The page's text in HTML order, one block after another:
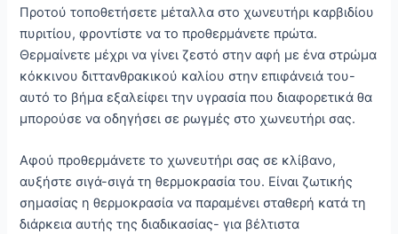
Προτού τοποθετήσετε μέταλλα στο χωνευτήρι καρβιδίου
πυριτίου, φροντίστε να το προθερμάνετε πρώτα.
Θερμαίνετε μέχρι να γίνει ζεστό στην αφή με ένα στρώμα
κόκκινου διττανθρακικού καλίου στην επιφάνειά του-
αυτό το βήμα εξαλείφει την υγρασία που διαφορετικά θα
μπορούσε να οδηγήσει σε ρωγμές στο χωνευτήρι σας.
Αφού προθερμάνετε το χωνευτήρι σας σε κλίβανο,
αυξήστε σιγά-σιγά τη θερμοκρασία του. Είναι ζωτικής
σημασίας η θερμοκρασία να παραμένει σταθερή κατά τη
διάρκεια αυτής της διαδικασίας- για βέλτιστα